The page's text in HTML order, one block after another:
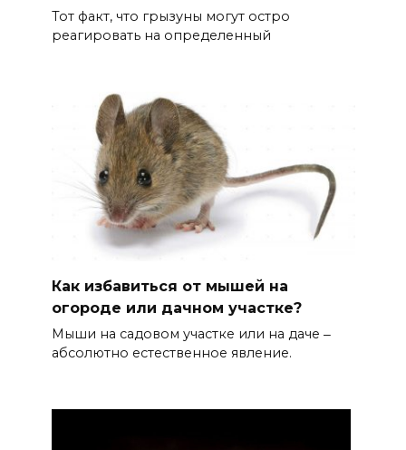
Тот факт, что грызуны могут остро
реагировать на определенный
Как избавиться от мышей на
огороде или дачном участке?
Мыши на садовом участке или на даче ‒
абсолютно естественное явление.